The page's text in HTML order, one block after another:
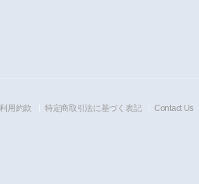
用約款 特定商取引法に基づく表記 Contact Us